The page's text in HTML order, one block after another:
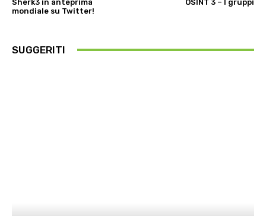
Sherk3 in anteprima
mondiale su Twitter!
OSINT 3 – I gruppi
SUGGERITI